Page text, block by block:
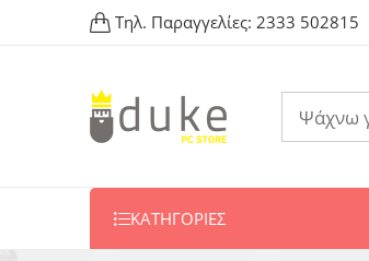
Τηλ. Παραγγελίες: 2333 502815
ΚΑΤΗΓΟΡΙΕΣ